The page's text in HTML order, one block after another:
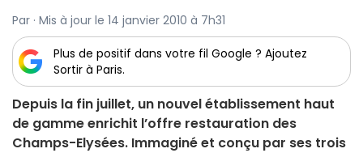
Par · Mis à jour le 14 janvier 2010 à 7h31
Plus de positif dans votre fil Google ? Ajoutez
Sortir à Paris.
Depuis la fin juillet, un nouvel établissement haut
de gamme enrichit l’offre restauration des
Champs-Elysées. Immaginé et conçu par ses trois